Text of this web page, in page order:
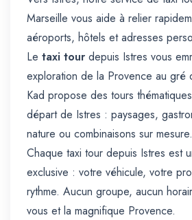
Marseille vous aide à relier
aéroports, hôtels et adresses
Le taxi tour depuis Istres vous
exploration de la Provence au gré
Kad propose des tours
départ de Istres : paysages,
nature ou combinaisons sur mesure.
Chaque taxi tour depuis Istres est
exclusive : votre véhicule, votre
rythme. Aucun groupe, aucun
vous et la magnifique Provence.